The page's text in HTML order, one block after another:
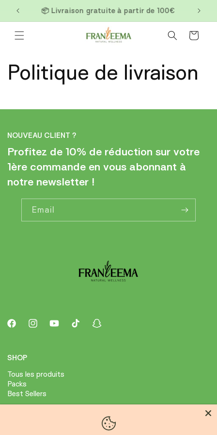
Skip to
content📦 Livraison gratuite à partir de 100€
Cart
Politique de livraison
NOUVEAU CLIENT ?
Profitez de 10% de réduction sur votre
1ère commande en vous abonnant à
notre newsletter !
Email
FacebookInstagramYouTubeTikTok Snapchat
SHOP
Tous les produits
Packs
Best Sellers